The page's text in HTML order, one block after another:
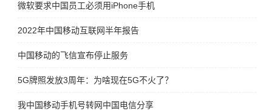
微软要求中国员工必须用iPhone手机
2022年中国移动互联网半年报告
中国移动的飞信宣布停止服务
5G牌照发放3周年：为啥现在5G不火了？
我中国移动手机号转网中国电信分享